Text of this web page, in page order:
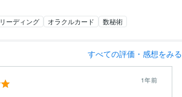
リーディング オラクルカード 数秘術
すべての評価・感想をみる
1年前